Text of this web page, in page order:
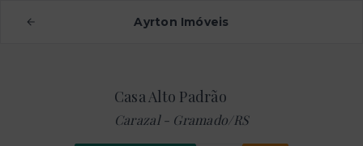
Ayrton Imóveis
Casa Alto Padrão
Carazal - Gramado/RS